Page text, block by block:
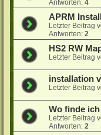
Antworten:4
APRM
Letzter Beitrag
Antworten:2
HS2 RW
Letzter Beitrag
installation
Letzter Beitrag
Wo finde
Letzter Beitrag
Antworten:2